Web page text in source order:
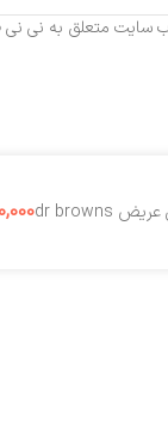
سایت متعلق به نی نی